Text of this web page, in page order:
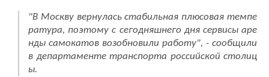
"В Москву вернулась стабильная плюсовая темпе
ратура, поэтому с сегодняшнего дня сервисы аре
нды самокатов возобновили работу", - сообщили
в департаменте транспорта российской столиц
ы.